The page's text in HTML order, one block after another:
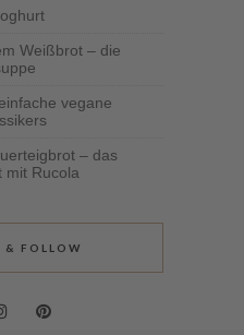
Weißbrot – die
vegane
– das
mit Rucola
& FOLLOW